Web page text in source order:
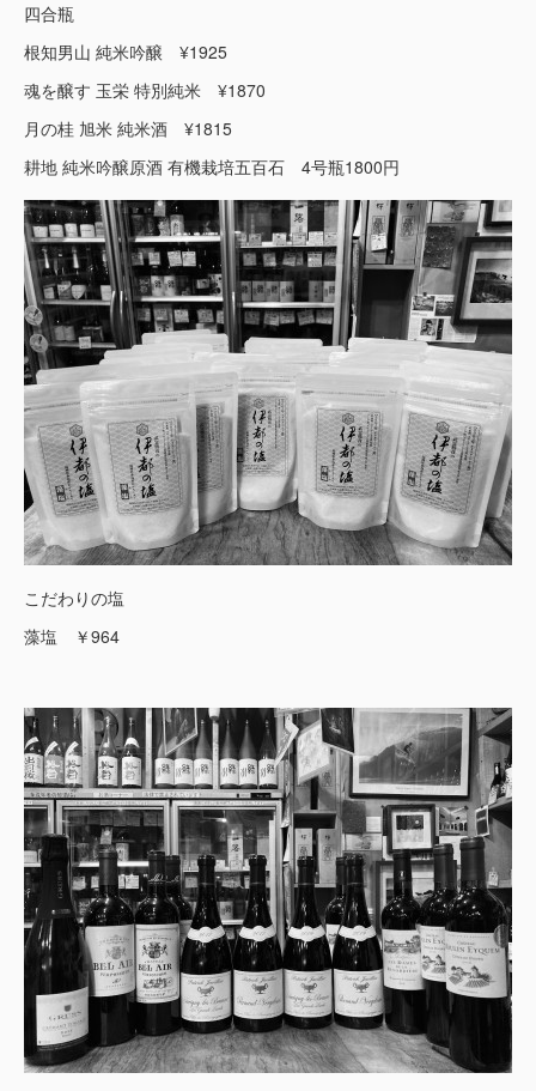
四合瓶
根知男山 純米吟醸 ¥1925
魂を醸す 玉栄 特別純米 ¥1870
月の桂 旭米 純米酒 ¥1815
耕地 純米吟醸原酒 有機栽培五百石 4号瓶1800円
こだわりの塩
藻塩 ￥964